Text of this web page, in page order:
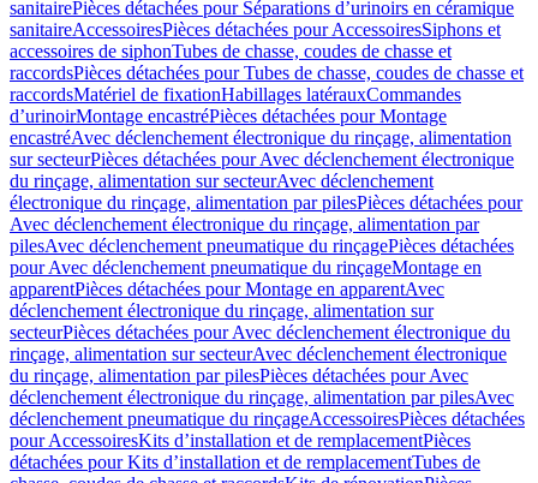
sanitairePièces détachées pour Séparations d’urinoirs en céramique
sanitaireAccessoiresPièces détachées pour AccessoiresSiphons et
accessoires de siphonTubes de chasse, coudes de chasse et
raccordsPièces détachées pour Tubes de chasse, coudes de chasse et
raccordsMatériel de fixationHabillages latérauxCommandes
dʼurinoirMontage encastréPièces détachées pour Montage
encastréAvec déclenchement électronique du rinçage, alimentation
sur secteurPièces détachées pour Avec déclenchement électronique
du rinçage, alimentation sur secteurAvec déclenchement
électronique du rinçage, alimentation par pilesPièces détachées pour
Avec déclenchement électronique du rinçage, alimentation par
pilesAvec déclenchement pneumatique du rinçagePièces détachées
pour Avec déclenchement pneumatique du rinçageMontage en
apparentPièces détachées pour Montage en apparentAvec
déclenchement électronique du rinçage, alimentation sur
secteurPièces détachées pour Avec déclenchement électronique du
rinçage, alimentation sur secteurAvec déclenchement électronique
du rinçage, alimentation par pilesPièces détachées pour Avec
déclenchement électronique du rinçage, alimentation par pilesAvec
déclenchement pneumatique du rinçageAccessoiresPièces détachées
pour AccessoiresKits d’installation et de remplacementPièces
détachées pour Kits d’installation et de remplacementTubes de